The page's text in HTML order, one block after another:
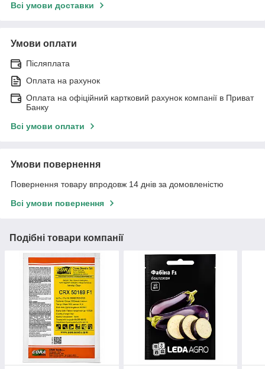
Всі умови доставки
Умови оплати
Післяплата
Оплата на рахунок
Оплата на офіційний картковий рахунок компанії в Приват
Банку
Всі умови оплати
Умови повернення
Повернення товару впродовж 14 днів за домовленістю
Всі умови повернення
Подібні товари компанії